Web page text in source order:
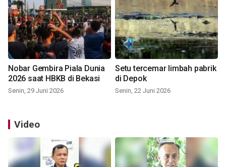
Nobar Gembira Piala Dunia
2026 saat HBKB di Bekasi
Senin, 29 Juni 2026
Setu tercemar limbah pabrik
di Depok
Senin, 22 Juni 2026
Video